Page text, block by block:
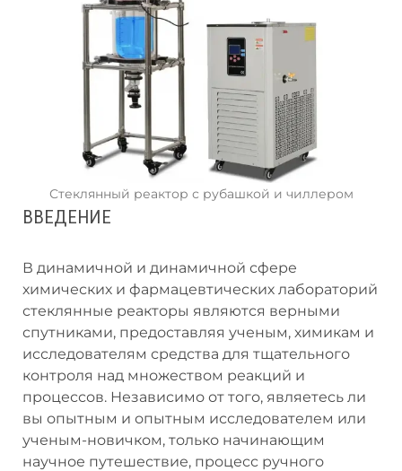
Стеклянный реактор с рубашкой и чиллером
ВВЕДЕНИЕ
В динамичной и динамичной сфере
химических и фармацевтических лабораторий
стеклянные реакторы являются верными
спутниками, предоставляя ученым, химикам и
исследователям средства для тщательного
контроля над множеством реакций и
процессов. Независимо от того, являетесь ли
вы опытным и опытным исследователем или
ученым-новичком, только начинающим
научное путешествие, процесс ручного